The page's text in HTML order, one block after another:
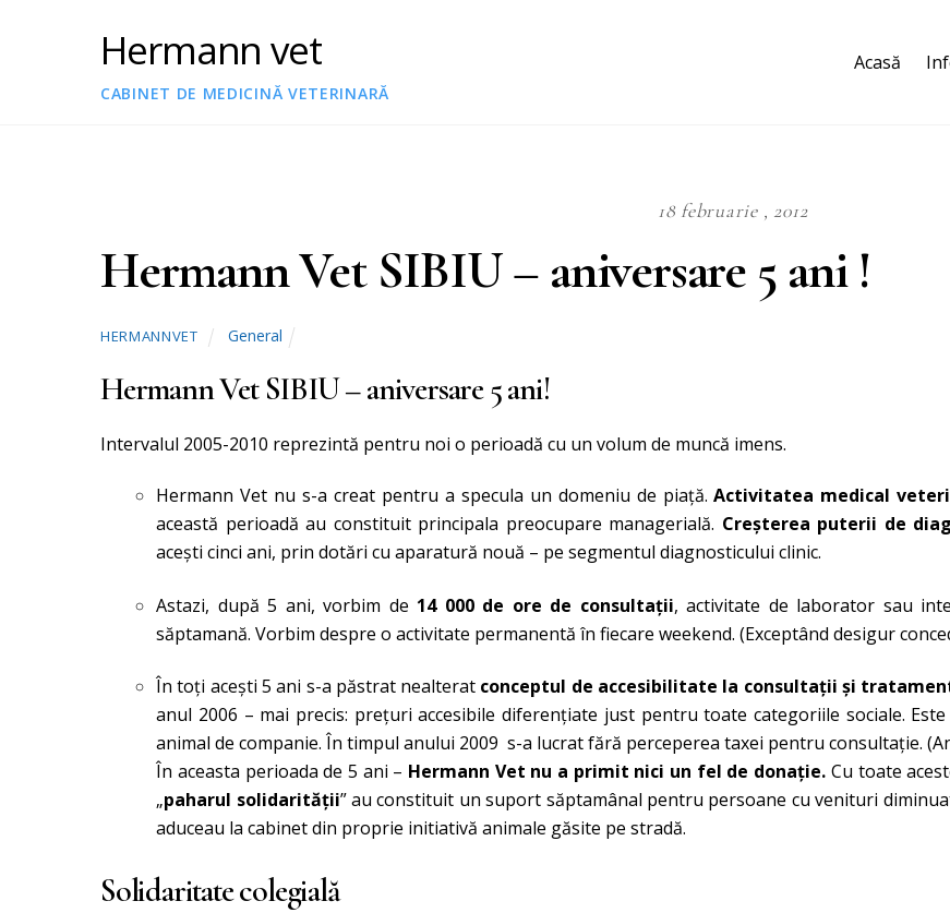
Hermann vet
CABINET DE MEDICINĂ VETERINARĂ
Acasă
18 februarie , 2012
Hermann Vet SIBIU – aniversare 5 ani !
HERMANNVET General
Hermann Vet SIBIU – aniversare 5 ani!
Intervalul 2005-2010 reprezintă pentru noi o perioadă cu un volum de muncă imens.
Hermann Vet nu s-a creat pentru a specula un domeniu de piaţă.Activitatea medical
această perioadă au constituit principala preocupare managerială. Creşterea puterii de
aceşti cinci ani, prin dotări cu aparatură nouă – pe segmentul diagnosticului clinic.
Astazi, după 5 ani, vorbim de 14 000 de ore de consultaţii, activitate de laborator sau
săptamană. Vorbim despre o activitate permanentă în fiecare weekend. (Exceptând desigur
În toţi aceşti 5 ani s-a păstrat nealterat conceptul de accesibilitate la consultaţii şi
anul 2006 – mai precis: preţuri accesibile diferenţiate just pentru toate categoriile sociale.
animal de companie. În timpul anului 2009 s-a lucrat fără perceperea taxei pentru consultaţie.
În aceasta perioada de 5 ani – Hermann Vet nu a primit nici un fel de donaţie. Cu toate
„paharul solidarităţii” au constituit un suport săptamânal pentru persoane cu venituri
aduceau la cabinet din proprie initiativă animale găsite pe stradă.
Solidaritate colegială